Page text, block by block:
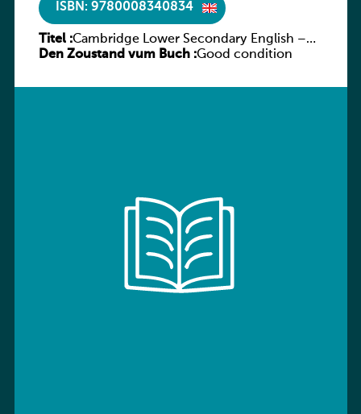
ISBN: 9780008340834
Titel :Cambridge Lower Secondary English –
Stage 7 – Student’s Book
Den Zoustand vum Buch :Good condition